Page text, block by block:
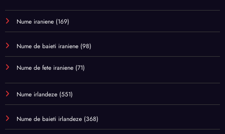
Nume iraniene (169)
Nume de baieti iraniene (98)
Nume de fete iraniene (71)
Nume irlandeze (551)
Nume de baieti irlandeze (368)